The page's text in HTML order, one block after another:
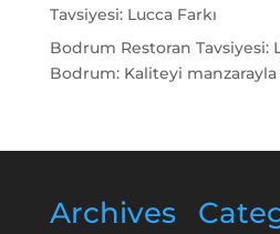
Tavsiyesi: Lucca Farkı
Bodrum Restoran Tavsiyesi:
Bodrum: Kaliteyi
Archives